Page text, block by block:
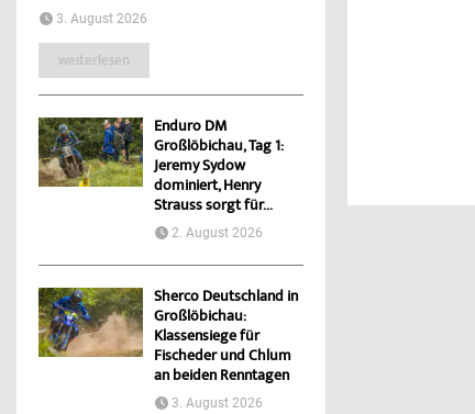
3. August 2026
weiterlesen
Enduro DM
Großlöbichau, Tag 1:
Jeremy Sydow
dominiert, Henry
Strauss sorgt für...
2. August 2026
Sherco Deutschland in
Großlöbichau:
Klassensiege für
Fischeder und Chlum
an beiden Renntagen
3. August 2026